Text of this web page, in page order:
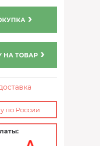
НА ТОВАР
по России